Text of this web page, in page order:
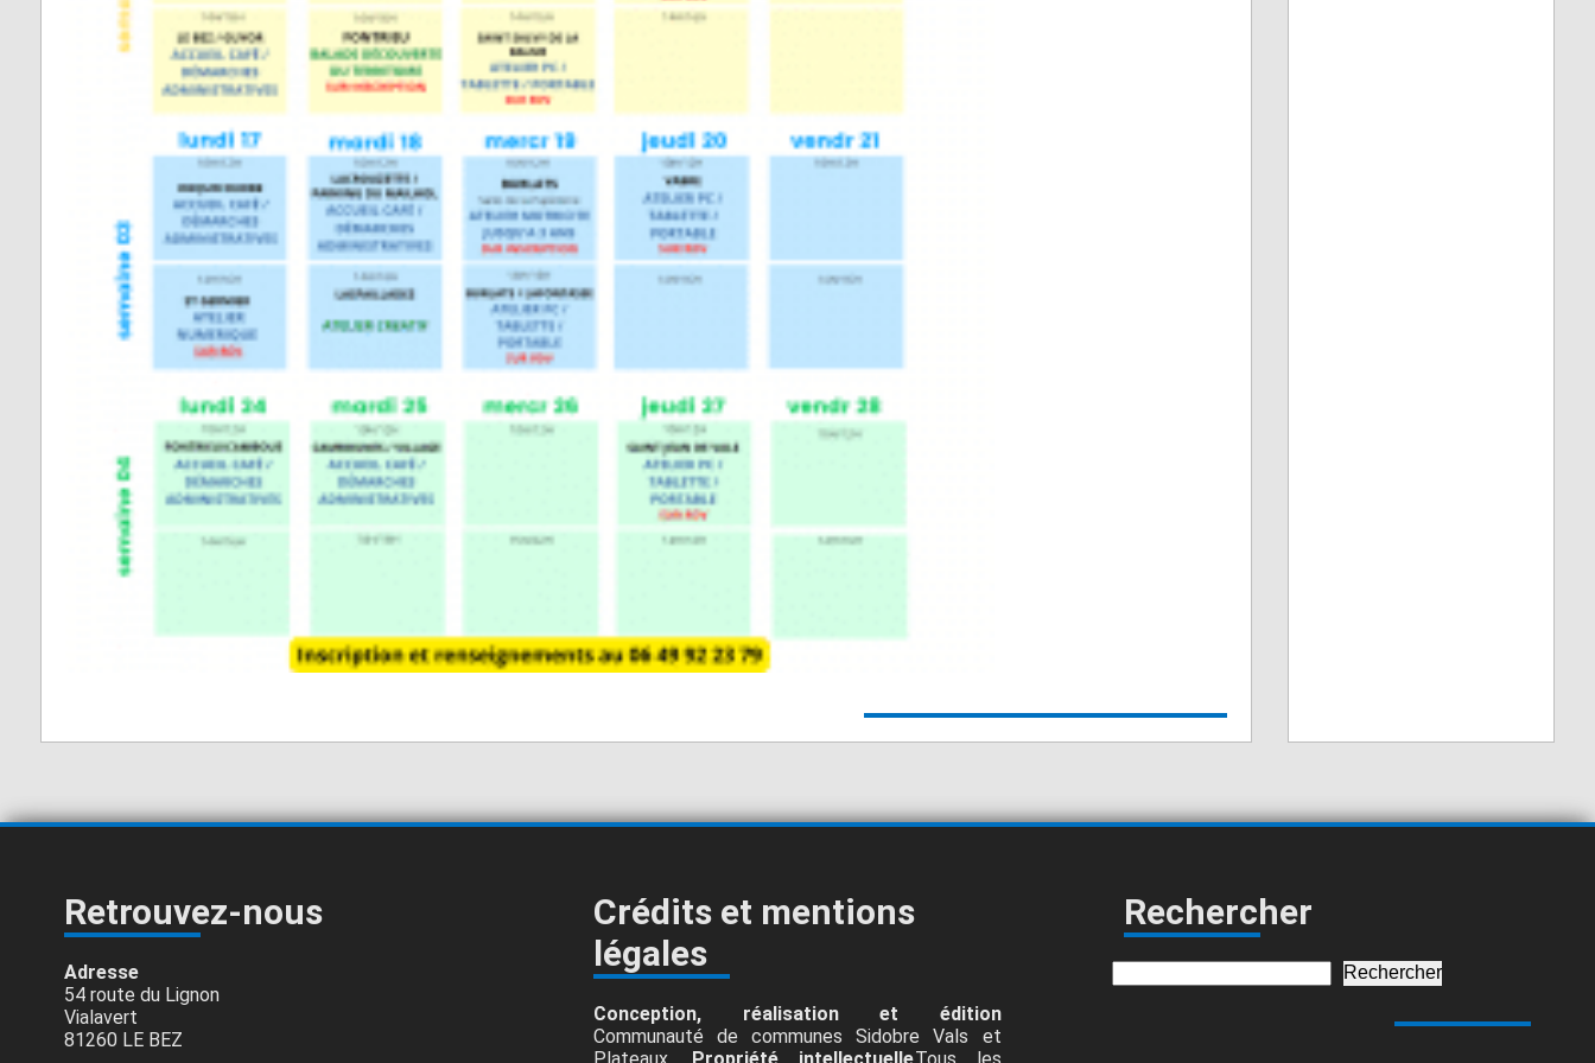
Vabre
Retrouvez-nous
Adresse
54 route du Lignon
Vialavert
81260 LE BEZ
Crédits et mentions
légales
Conception, réalisation et édition
Communauté de communes Sidobre Vals et
Plateaux. Propriété intellectuelleTous les
Rechercher
Rechercher